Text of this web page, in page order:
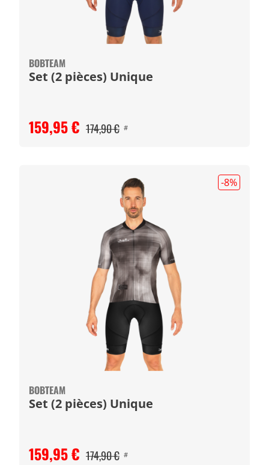
BOBTEAM
Set (2 pièces) Unique
159,95 € 174,90 € #
-8%
BOBTEAM
Set (2 pièces) Unique
159,95 € 174,90 € #